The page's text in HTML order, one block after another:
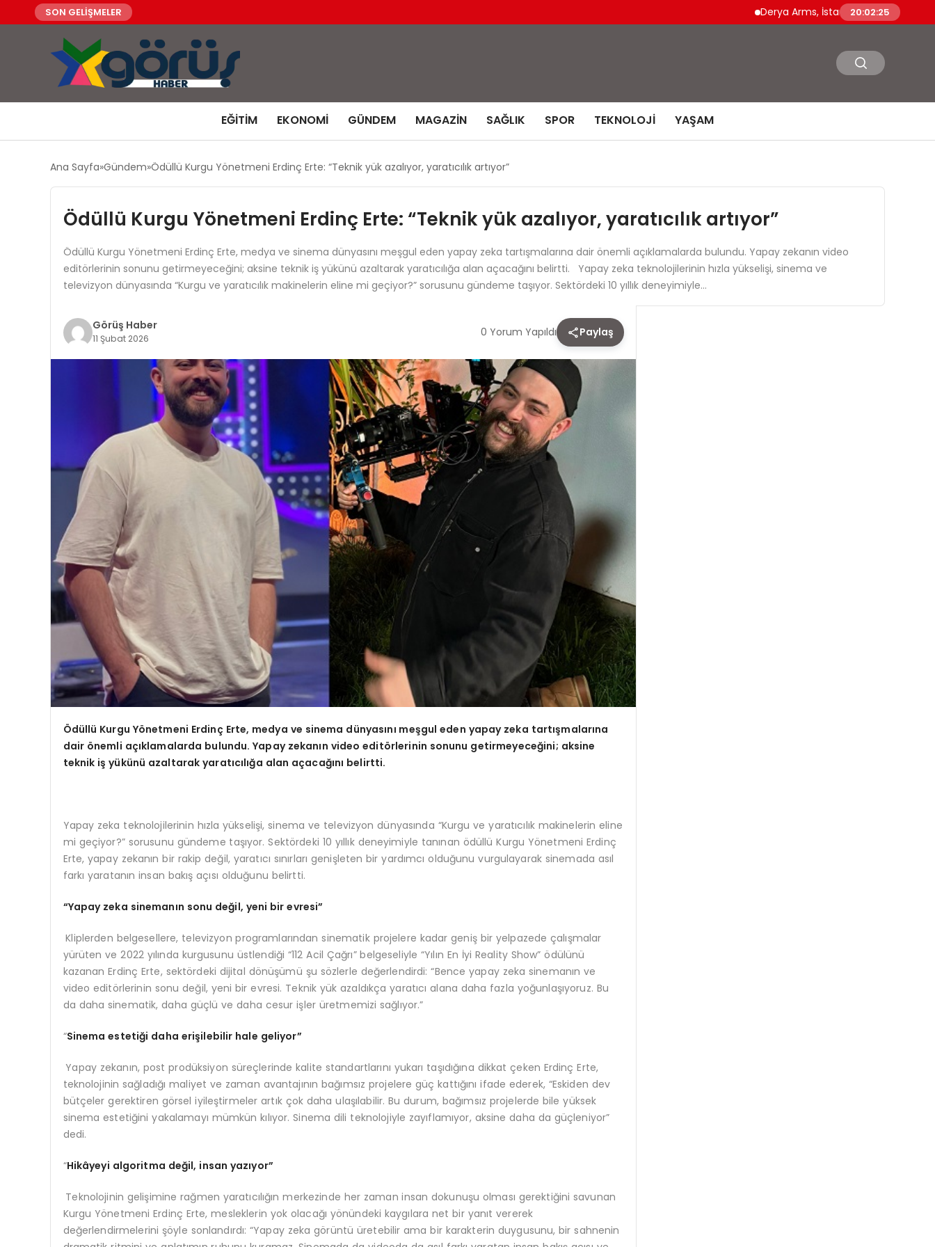
SON GELİŞMELER Derya Arms, İstanbul Prohunt 2026’da
20:02:26
EĞITIM EKONOMI GÜNDEM MAGAZIN SAĞLIK SPOR TEKNOLOJI YAŞAM
Ana Sayfa Gündem Ödüllü Kurgu Yönetmeni Erdinç Erte: “Teknik yük azalıyor, yaratıcılık artıyor”
Ödüllü Kurgu Yönetmeni Erdinç Erte: “Teknik yük azalıyor, yaratıcılık artıyor”
Ödüllü Kurgu Yönetmeni Erdinç Erte, medya ve sinema dünyasını meşgul eden yapay zeka tartışmalarına dair önemli açıklamalarda bulundu. Yapay zekanın video
editörlerinin sonunu getirmeyeceğini; aksine teknik iş yükünü azaltarak yaratıcılığa alan açacağını belirtti. Yapay zeka teknolojilerinin hızla yükselişi, sinema ve
televizyon dünyasında “Kurgu ve yaratıcılık makinelerin eline mi geçiyor?” sorusunu gündeme taşıyor. Sektördeki 10 yıllık deneyimiyle…
Görüş Haber
11 Şubat 2026 0 Yorum Yapıldı Paylaş
Ödüllü Kurgu Yönetmeni Erdinç Erte, medya ve sinema dünyasını meşguleden yapay zeka tartışmalarına
dair önemli açıklamalarda bulundu. Yapay zekanın video editörlerinin sonunu getirmeyeceğini; aksine
teknik iş yükünü azaltarak yaratıcılığa alan açacağını belirtti.
Yapay zeka teknolojilerinin hızla yükselişi, sinema ve televizyon dünyasında “Kurgu ve yaratıcılık makinelerin eline
mi geçiyor?” sorusunu gündeme taşıyor. Sektördeki 10 yıllık deneyimiyle tanınan ödüllü Kurgu Yönetmeni Erdinç
Erte, yapay zekanın bir rakip değil, yaratıcı sınırları genişleten bir yardımcı olduğunu vurgulayarak sinemada asıl
farkı yaratanın insan bakış açısı olduğunu belirtti.
“Yapay zeka sinemanın sonu değil, yeni bir evresi”
Kliplerden belgesellere, televizyon programlarından sinematik projelere kadar geniş bir yelpazede çalışmalar
yürüten ve 2022 yılında kurgusunu üstlendiği “112 Acil Çağrı” belgeseliyle “Yılın En İyi Reality Show” ödülünü
kazanan Erdinç Erte, sektördeki dijital dönüşümü şu sözlerle değerlendirdi: “Bence yapay zeka sinemanın ve
video editörlerinin sonu değil, yeni bir evresi. Teknik yük azaldıkça yaratıcı alana daha fazla yoğunlaşıyoruz. Bu
da daha sinematik, daha güçlü ve daha cesur işler üretmemizi sağlıyor.”
“Sinema estetiği daha erişilebilir hale geliyor”
Yapay zekanın, post prodüksiyon süreçlerinde kalite standartlarını yukarı taşıdığına dikkat çeken Erdinç Erte,
teknolojinin sağladığı maliyet ve zaman avantajının bağımsız projelere güç kattığını ifade ederek, “Eskiden dev
bütçeler gerektiren görsel iyileştirmeler artık çok daha ulaşılabilir. Bu durum, bağımsız projelerde bile yüksek
sinema estetiğini yakalamayı mümkün kılıyor. Sinema dili teknolojiyle zayıflamıyor, aksine daha da güçleniyor”
dedi.
“Hikâyeyi algoritma değil, insan yazıyor”
Teknolojinin gelişimine rağmen yaratıcılığın merkezinde her zaman insan dokunuşu olması gerektiğini savunan
Kurgu Yönetmeni Erdinç Erte, mesleklerin yok olacağı yönündeki kaygılara net bir yanıt vererek
değerlendirmelerini şöyle sonlandırdı: “Yapay zeka görüntü üretebilir ama bir karakterin duygusunu, bir sahnenin